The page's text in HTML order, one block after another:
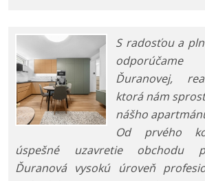
S radosťou a
Ďuranovej,
ktorá nám
nášho
Od prvého
úspešné uzavretie obchodu
Ďuranová vysokú úroveň